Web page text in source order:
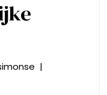
Prachtige
|